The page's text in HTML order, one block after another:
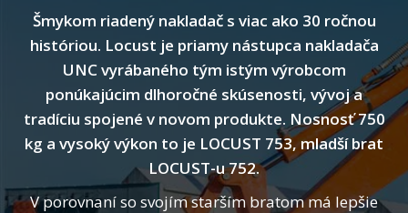
Šmykom riadený nakladač s viac ako 30 ročnou
históriou. Locust je priamy nástupca nakladača
UNC vyrábaného tým istým výrobcom
ponúkajúcim dlhoročné skúsenosti, vývoj a
tradíciu spojené v novom produkte. Nosnosť 750
kg a vysoký výkon to je LOCUST 753, mladší brat
LOCUST-u 752.
V porovnaní so svojím starším bratom má lepšie